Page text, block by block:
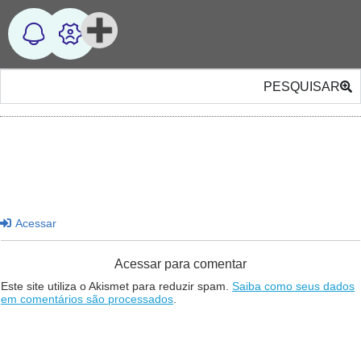
PESQUISAR
Acessar
Acessar para comentar
Este site utiliza o Akismet para reduzir spam. Saiba como seus dados
em comentários são processados